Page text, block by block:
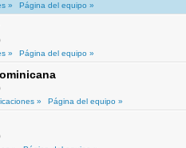
»
Página del equipo »
»
Página del equipo »
»
Página del equipo »